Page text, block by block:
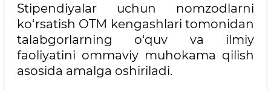
Stipendiyalar uchun nomzodlarni
ko‘rsatish OTM kengashlari tomonidan
talabgorlarning o‘quv va ilmiy
faoliyatini ommaviy muhokama qilish
asosida amalga oshiriladi.